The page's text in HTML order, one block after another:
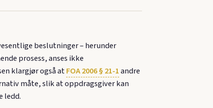
beslutninger – herunder
prosess, anses ikke
klargjør også atFOA 2006 § 21-1andre
måte, slik at oppdragsgiver kan
ledd.